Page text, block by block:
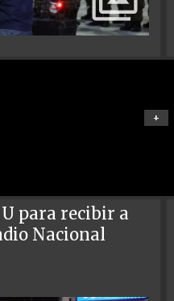
+
para recibir a
Nacional